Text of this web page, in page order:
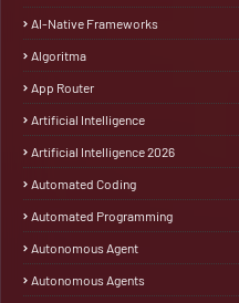
AI-Native Frameworks
Algoritma
App Router
Artificial Intelligence
Artificial Intelligence 2026
Automated Coding
Automated Programming
Autonomous Agent
Autonomous Agents